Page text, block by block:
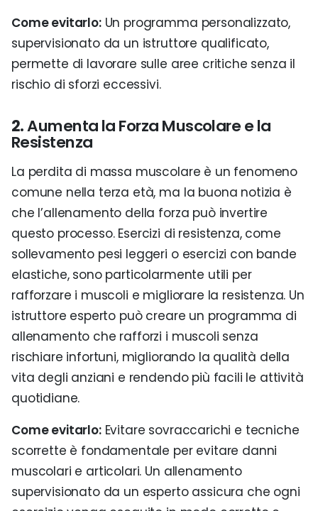
Come evitarlo:Un programma personalizzato,
supervisionato da un istruttore qualificato,
permette di lavorare sulle aree critiche senza il
rischio di sforzi eccessivi.
2.Aumenta la Forza Muscolare e la
Resistenza
La perdita di massa muscolare è un fenomeno
comune nella terza età, ma la buona notizia è
che l’allenamento della forza può invertire
questo processo. Esercizi di resistenza, come
sollevamento pesi leggeri o esercizi con bande
elastiche, sono particolarmente utili per
rafforzare i muscoli e migliorare la resistenza. Un
istruttore esperto può creare un programma di
allenamento che rafforzi i muscoli senza
rischiare infortuni, migliorando la qualità della
vita degli anziani e rendendo più facili le attività
quotidiane.
Come evitarlo:Evitare sovraccarichi e tecniche
scorrette è fondamentale per evitare danni
muscolari e articolari. Un allenamento
supervisionato da un esperto assicura che ogni